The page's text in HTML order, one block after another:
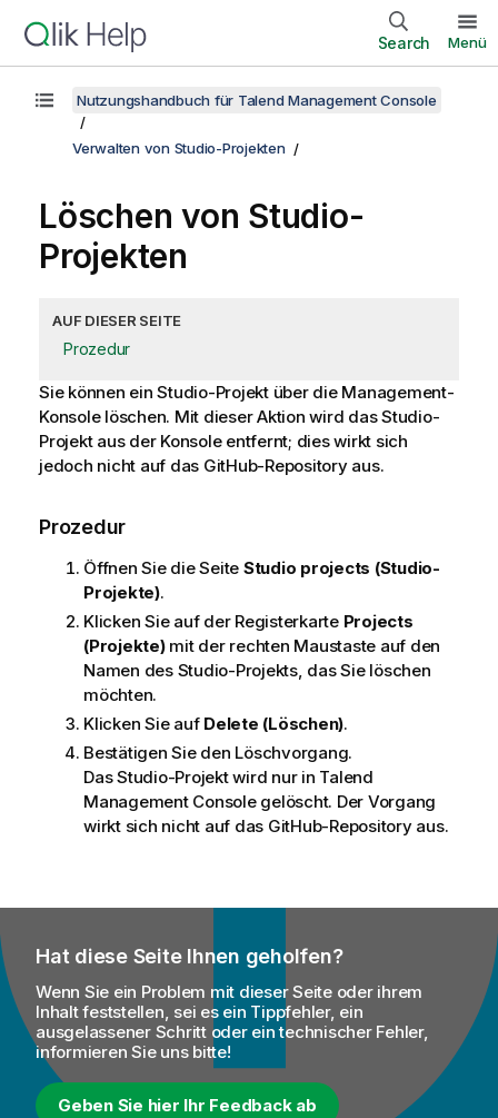
Search Menü
Nutzungshandbuch für Talend Management Console
Verwalten von Studio-Projekten
Löschen von Studio-
Projekten
AUF DIESER SEITE
Prozedur
Sie können ein Studio-Projekt über die Management-
Konsole löschen. Mit dieser Aktion wird das Studio-
Projekt aus der Konsole entfernt; dies wirkt sich
jedoch nicht auf das GitHub-Repository aus.
Prozedur
Öffnen Sie die Seite Studio projects (Studio-
Projekte).
Klicken Sie auf der Registerkarte Projects
(Projekte)mit der rechten Maustaste auf den
Namen des Studio-Projekts, das Sie löschen
möchten.
Klicken Sie auf Delete (Löschen).
Bestätigen Sie den Löschvorgang.
Das Studio-Projekt wird nur in Talend
Management Consolegelöscht. Der Vorgang
wirkt sich nicht auf das GitHub-Repository aus.
Hat diese Seite Ihnen geholfen?
Wenn Sie ein Problem mit dieser Seite oder ihrem
Inhalt feststellen, sei es ein Tippfehler, ein
ausgelassener Schritt oder ein technischer Fehler,
informieren Sie uns bitte!
Geben Sie hier Ihr Feedback ab